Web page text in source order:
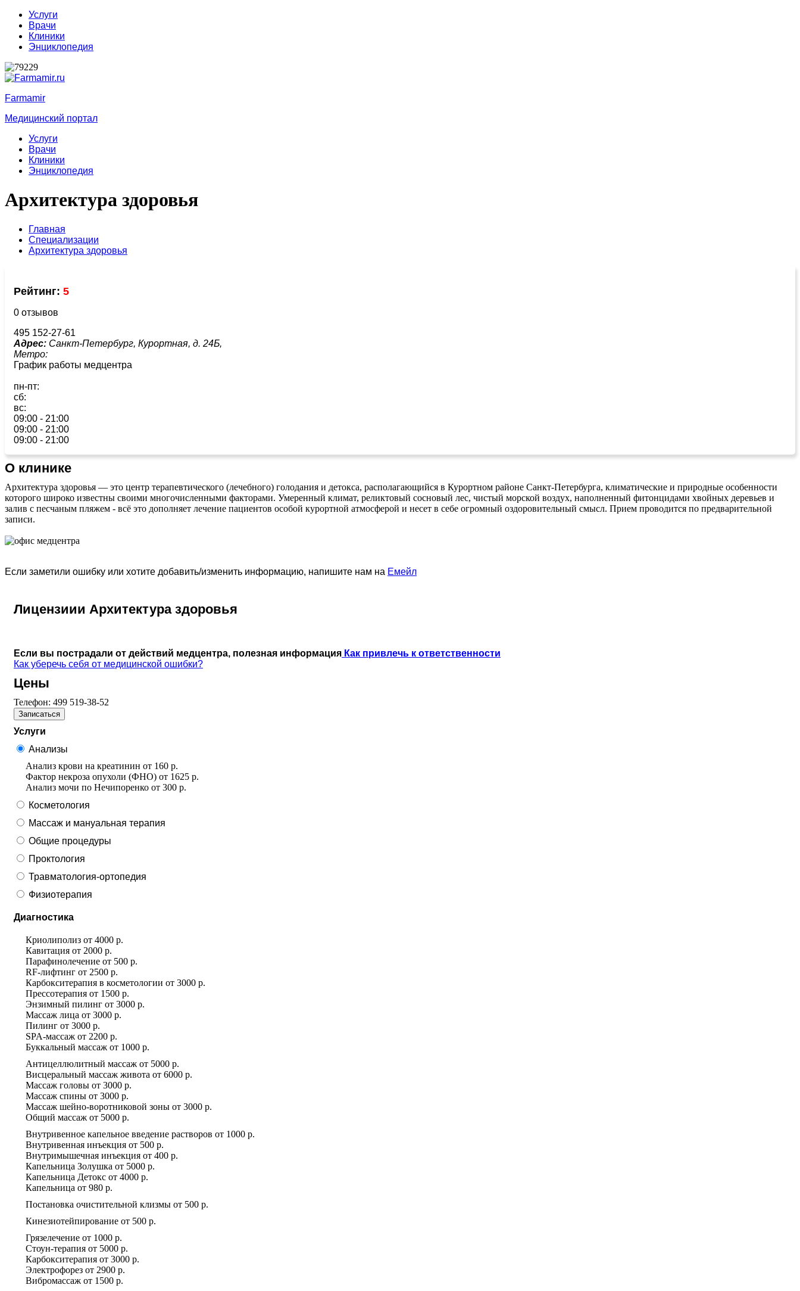
Услуги
Врачи
Клиники
Энциклопедия
Farmamir
Медицинский портал
Услуги
Врачи
Клиники
Энциклопедия
Архитектура здоровья
Главная
Специализации
Архитектура здоровья
Рейтинг: 5
0 отзывов
495 152-27-61
Адрес: Санкт-Петербург, Курортная, д. 24Б,
Метро:
График работы медцентра
пн-пт:
сб:
вс:
09:00 - 21:00
09:00 - 21:00
09:00 - 21:00
О клинике
Архитектура здоровья — это центр терапевтического (лечебного) голодания и детокса, располагающийся в Курортном районе Санкт-Петербурга, климатические и природные особенности
которого широко известны своими многочисленными факторами. Умеренный климат, реликтовый сосновый лес, чистый морской воздух, наполненный фитонцидами хвойных деревьев и
залив с песчаным пляжем - всё это дополняет лечение пациентов особой курортной атмосферой и несет в себе огромный оздоровительный смысл. Прием проводится по предварительной
записи.
Если заметили ошибку или хотите добавить/изменить информацию, напишите нам на Емейл
Лицензиии Архитектура здоровья
Если вы пострадали от действий медцентра, полезная информация Как привлечь к ответственности
Как уберечь себя от медицинской ошибки?
Цены
Телефон: 499 519-38-52
Записаться
Услуги
Анализы
Анализ крови на креатинин от 160 р.
Фактор некроза опухоли (ФНО) от 1625 р.
Анализ мочи по Нечипоренко от 300 р.
Косметология
Массаж и мануальная терапия
Общие процедуры
Проктология
Травматология-ортопедия
Физиотерапия
Диагностика
Криолиполиз от 4000 р.
Кавитация от 2000 р.
Парафинолечение от 500 р.
RF-лифтинг от 2500 р.
Карбокситерапия в косметологии от 3000 р.
Прессотерапия от 1500 р.
Энзимный пилинг от 3000 р.
Массаж лица от 3000 р.
Пилинг от 3000 р.
SPA-массаж от 2200 р.
Буккальный массаж от 1000 р.
Антицеллюлитный массаж от 5000 р.
Висцеральный массаж живота от 6000 р.
Массаж головы от 3000 р.
Массаж спины от 3000 р.
Массаж шейно-воротниковой зоны от 3000 р.
Общий массаж от 5000 р.
Внутривенное капельное введение растворов от 1000 р.
Внутривенная инъекция от 500 р.
Внутримышечная инъекция от 400 р.
Капельница Золушка от 5000 р.
Капельница Детокс от 4000 р.
Капельница от 980 р.
Постановка очистительной клизмы от 500 р.
Кинезиотейпирование от 500 р.
Грязелечение от 1000 р.
Стоун-терапия от 5000 р.
Карбокситерапия от 3000 р.
Электрофорез от 2900 р.
Вибромассаж от 1500 р.